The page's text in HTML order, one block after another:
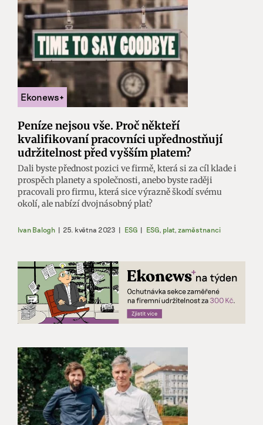
Peníze nejsou vše. Proč někteří
kvalifikovaní pracovníci upřednostňují
udržitelnost před vyšším platem?
Dali byste přednost pozici ve firmě, která si za cíl klade i
prospěch planety a společnosti, anebo byste raději
pracovali pro firmu, která sice výrazně škodí svému
okolí, ale nabízí dvojnásobný plat?
Ivan Balogh | 25. května 2023 | ESG | ESG plat, zaměstnanci